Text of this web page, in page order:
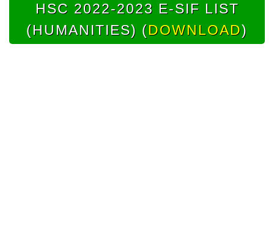
HSC 2022-2023 E-SIF LIST
(HUMANITIES) (DOWNLOAD)